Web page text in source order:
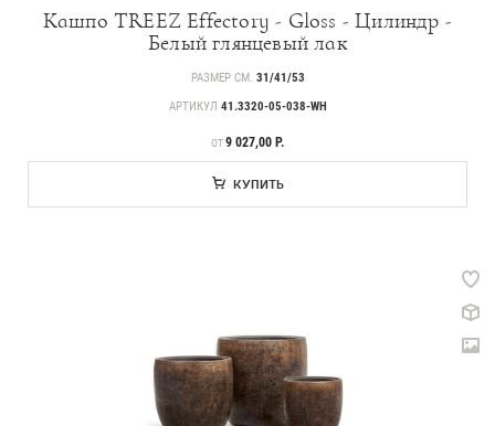
Кашпо TREEZ Effectory - Gloss - Цилиндр -
Белый глянцевый лак
РАЗМЕР СМ. 31/41/53
АРТИКУЛ 41.3320-05-038-WH
ЦЕНА
ОТ9 027,00 Р.
КУПИТЬ